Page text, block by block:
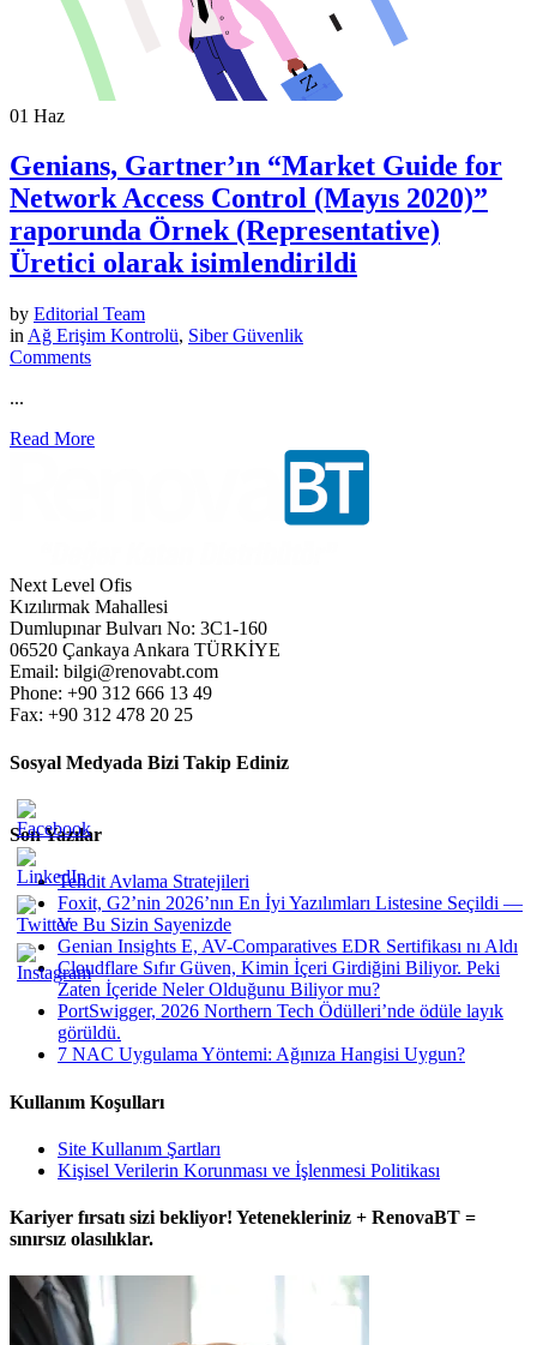
01 Haz
Genians, Gartner’ın “Market Guide for
Network Access Control (Mayıs 2020)”
raporunda Örnek (Representative)
Üretici olarak isimlendirildi
by Editorial Team
in Ağ Erişim Kontrolü, Siber Güvenlik
Comments
...
Read More
Next Level Ofis
Kızılırmak Mahallesi
Dumlupınar Bulvarı No: 3C1-160
06520 Çankaya Ankara TÜRKİYE
Email: bilgi@renovabt.com
Phone: +90 312 666 13 49
Fax: +90 312 478 20 25
Sosyal Medyada Bizi Takip Ediniz
Son Yazılar
Tehdit Avlama Stratejileri
Foxit, G2’nin 2026’nın En İyi Yazılımları Listesine Seçildi —
Ve Bu Sizin Sayenizde
Genian Insights E, AV-Comparatives EDR Sertifikası nı Aldı
Cloudflare Sıfır Güven, Kimin İçeri Girdiğini Biliyor. Peki
Zaten İçeride Neler Olduğunu Biliyor mu?
PortSwigger, 2026 Northern Tech Ödülleri’nde ödüle layık
görüldü.
7 NAC Uygulama Yöntemi: Ağınıza Hangisi Uygun?
Kullanım Koşulları
Site Kullanım Şartları
Kişisel Verilerin Korunması ve İşlenmesi Politikası
Kariyer fırsatı sizi bekliyor! Yetenekleriniz + RenovaBT =
sınırsız olasılıklar.